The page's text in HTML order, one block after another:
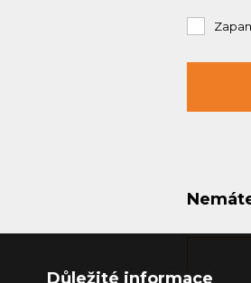
Důležité informace